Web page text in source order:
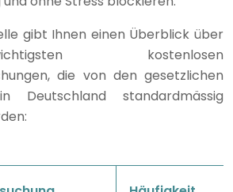
gibt Ihnen einen Überblick über
kostenlosen
die von den gesetzlichen
Deutschland standardmässig